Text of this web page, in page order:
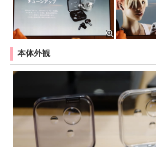
本体外観